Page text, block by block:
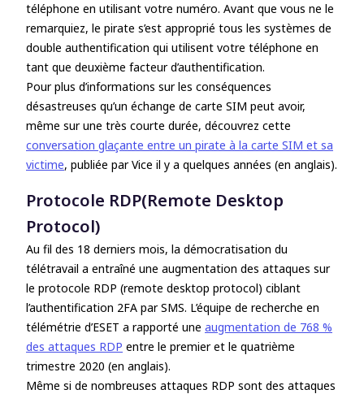
téléphone en utilisant votre numéro. Avant que vous ne le
remarquiez, le pirate s’est approprié tous les systèmes de
double authentification qui utilisent votre téléphone en
tant que deuxième facteur d’authentification.
Pour plus d’informations sur les conséquences
désastreuses qu’un échange de carte SIM peut avoir,
même sur une très courte durée, découvrez cette
conversation glaçante entre un pirate à la carte SIM et sa
victime, publiée par Vice il y a quelques années (en anglais).
Protocole RDP(Remote Desktop
Protocol)
Au fil des 18 derniers mois, la démocratisation du
télétravail a entraîné une augmentation des attaques sur
le protocole RDP (remote desktop protocol) ciblant
l’authentification 2FA par SMS. L’équipe de recherche en
télémétrie d’ESET a rapporté une augmentation de 768 %
des attaques RDP entre le premier et le quatrième
trimestre 2020 (en anglais).
Même si de nombreuses attaques RDP sont des attaques